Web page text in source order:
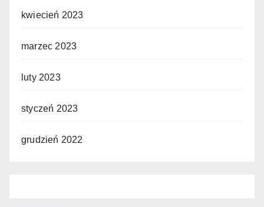
kwiecień 2023
marzec 2023
luty 2023
styczeń 2023
grudzień 2022